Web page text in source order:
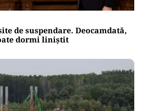
de suspendare. Deocamdată,
dormi liniștit